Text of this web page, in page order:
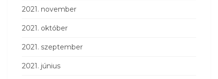
2021. november
2021. október
2021. szeptember
2021. június